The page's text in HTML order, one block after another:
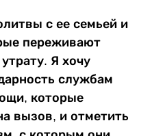
с ее семьей и
переживают
Я хочу
службам
которые
вызов, и отметить